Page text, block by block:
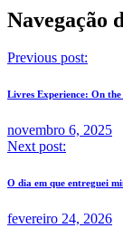
Navegação
Previous post:
Livres Experience: On
novembro 6, 2025
Next post:
O dia em que entreguei
fevereiro 24, 2026